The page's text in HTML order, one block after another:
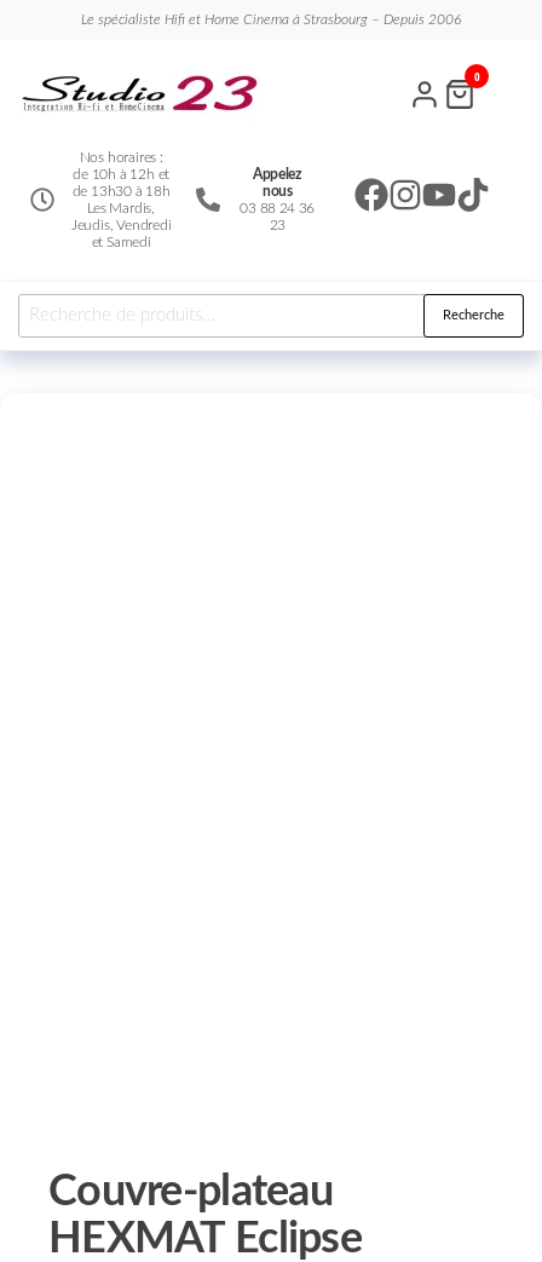
Le spécialiste Hifi et Home Cinema à Strasbourg – Depuis 2006
Nos horaires :
de 10h à 12h et
de 13h30 à 18h
Les Mardis,
Jeudis, Vendredi
et Samedi
Appelez
nous
03 88 24 36
23
0
Recherche
Couvre-plateau
HEXMAT Eclipse